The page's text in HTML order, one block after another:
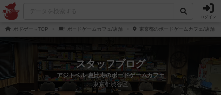
ログイン
ボドゲーマTOP ボードゲームカフェ/店舗 東京都のボードゲームカフェ/店舗
スタッフブログ
アジトベル 恵比寿のボードゲームカフェ
東京都渋谷区